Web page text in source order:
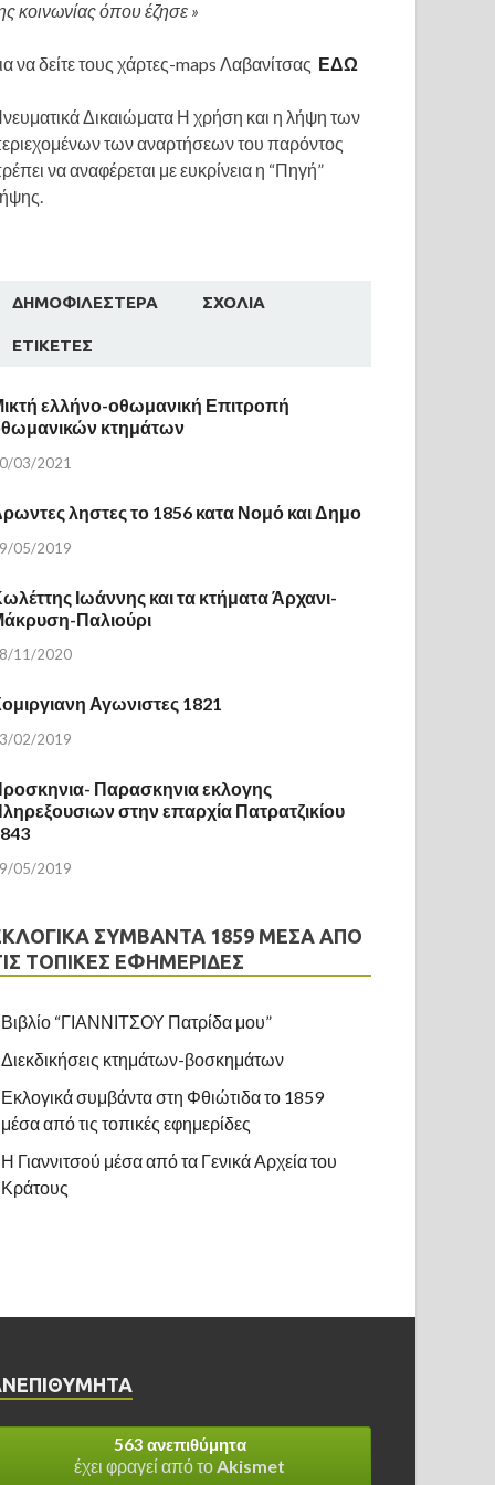
κοινωνίας όπου έζησε »
να δείτε τους χάρτες-maps Λαβανίτσας ΕΔΩ
Δικαιώματα Η χρήση και η λήψη των
των αναρτήσεων του παρόντος
να αναφέρεται με ευκρίνεια η “Πηγή”
ΔΗΜΟΦΙΛΈΣΤΕΡΑ ΣΧΌΛΙΑ
ΕΤΙΚΈΤΕΣ
ελλήνο-οθωμανική Επιτροπή
κτημάτων
03/2021
ληστες το 1856 κατα Νομό και Δημο
05/2019
Ιωάννης και τα κτήματα Άρχανι-
Παλιούρι
11/2020
Αγωνιστες 1821
02/2019
Παρασκηνια εκλογης
στην επαρχία Πατρατζικίου
05/2019
ΣΥΜΒΆΝΤΑ 1859 ΜΈΣΑ ΑΠΌ
ΤΟΠΙΚΈΣ ΕΦΗΜΕΡΊΔΕΣ
Βιβλίο “ΓΙΑΝΝΙΤΣΟΥ Πατρίδα μου”
Διεκδικήσεις κτημάτων-βοσκημάτων
Εκλογικά συμβάντα στη Φθιώτιδα το 1859
μέσα από τις τοπικές εφημερίδες
Η Γιαννιτσού μέσα από τα Γενικά Αρχεία του
Κράτους
563 ανεπιθύμητα
έχει φραγεί από τοAkismet